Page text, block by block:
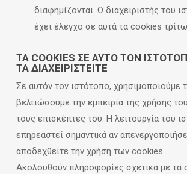
διαφημίζονται. Ο διαχειριστής του
έχει έλεγχο σε αυτά τα cookies
ΤΑ COOKIES ΣΕ ΑΥΤΌ ΤΟΝ
ΤΑ ΔΙΑΧΕΙΡΙΣΤΕΊΤΕ
Σε αυτόν τον ιστότοπο, χρησιμοποιούμε
βελτιώσουμε την εμπειρία της χρήσης
τους επισκέπτες του. Η λειτουργία του
επηρεαστεί σημαντικά αν
αποδεχθείτε την χρήση των cookies.
Ακολουθούν πληροφορίες σχετικά με τα